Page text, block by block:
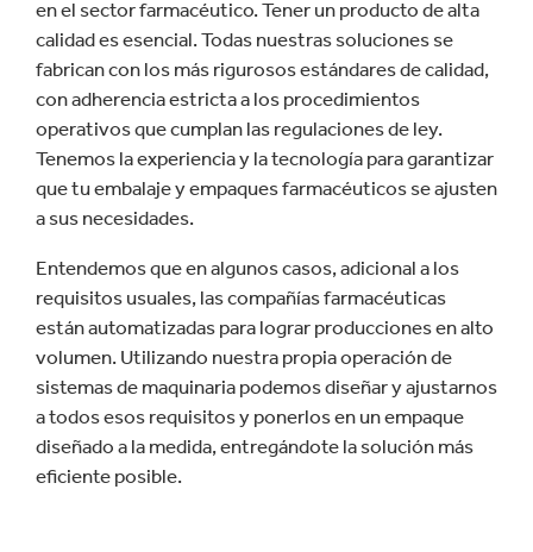
en el sector farmacéutico. Tener un producto de alta
calidad es esencial. Todas nuestras soluciones se
fabrican con los más rigurosos estándares de calidad,
con adherencia estricta a los procedimientos
operativos que cumplan las regulaciones de ley.
Tenemos la experiencia y la tecnología para garantizar
que tu embalaje y empaques farmacéuticos se ajusten
a sus necesidades.
Entendemos que en algunos casos, adicional a los
requisitos usuales, las compañías farmacéuticas
están automatizadas para lograr producciones en alto
volumen. Utilizando nuestra propia operación de
sistemas de maquinaria podemos diseñar y ajustarnos
a todos esos requisitos y ponerlos en un empaque
diseñado a la medida, entregándote la solución más
eficiente posible.